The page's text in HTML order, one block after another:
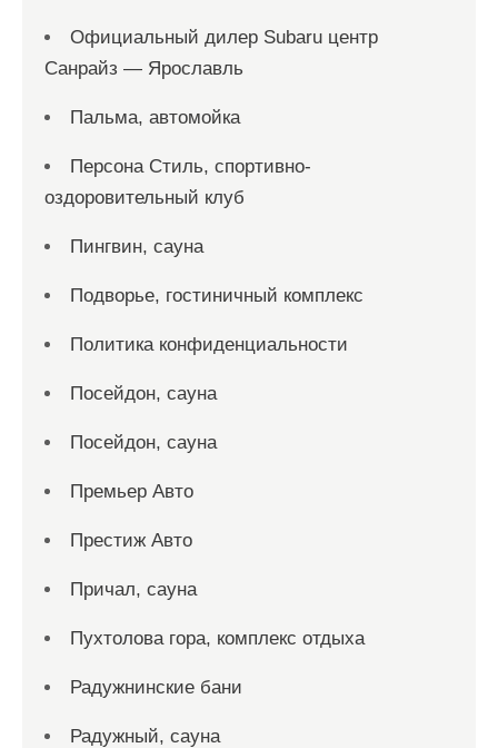
Официальный дилер Subaru центр
Санрайз — Ярославль
Пальма, автомойка
Персона Стиль, спортивно-
оздоровительный клуб
Пингвин, сауна
Подворье, гостиничный комплекс
Политика конфиденциальности
Посейдон, сауна
Посейдон, сауна
Премьер Авто
Престиж Авто
Причал, сауна
Пухтолова гора, комплекс отдыха
Радужнинские бани
Радужный, сауна